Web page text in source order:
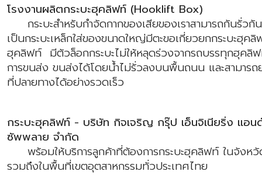
โรงงานผลิตกระบะฮุคลิฟท์ (Hooklift Box)
กระบะสำหรับกำจัดกากของเสียของเราสามารถกันรั่วกั
เป็นกระบะเหล็กใส่ของขนาดใหญ่มีตะขอเกี่ยวยกกระบะฮุค
ฮุคลิฟท์ มีตัวล็อกกระบะไม่ให้หลุดร่วงจากรถบรรทุกฮุคลิฟ
การขนส่ง ขนส่งได้โดยน้ำไม่รั่วลงบนพื้นถนน และสามาร
ที่ปลายทางได้อย่างรวดเร็ว
กระบะฮุคลิฟท์ - บริษัท กิจเจริญ กรุ๊ป เอ็นจิเนียริ่ง แอน
ซัพพลาย จำกัด
พร้อมให้บริการลูกค้าที่ต้องการกระบะฮุคลิฟท์ ในจังหวั
รวมถึงในพื้นที่เขตอุตสาหกรรมทั่วประเทศไทย